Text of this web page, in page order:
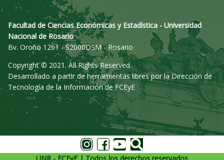
Facultad de Ciencias Económicas y Estadística - Universidad
Nacional de Rosario
Bv. Oroño 1261 - S2000DSM - Rosario
Copyright © 2021. All Rights Reserved.
Desarrollado a partir de herramientas libres por la Dirección de
Tecnología de la Información de FCEyE